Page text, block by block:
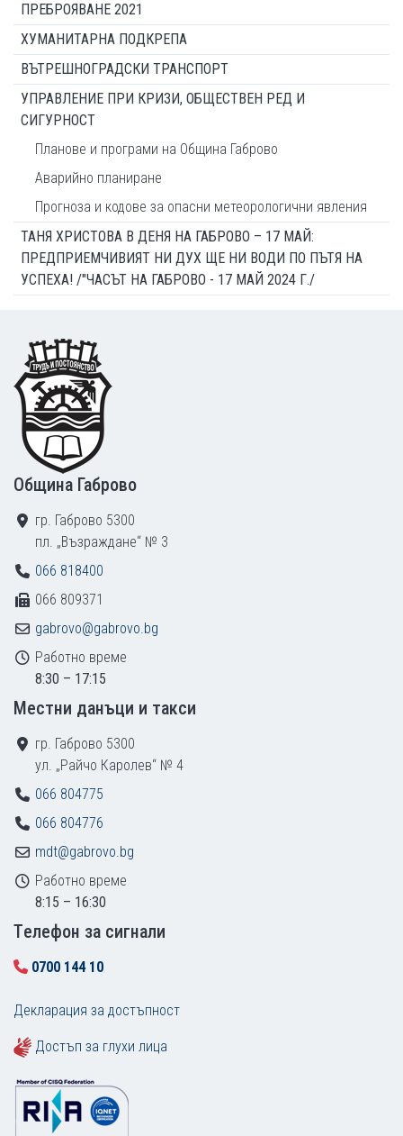
ПРЕБРОЯВАНЕ 2021
ХУМАНИТАРНА ПОДКРЕПА
ВЪТРЕШНОГРАДСКИ ТРАНСПОРТ
УПРАВЛЕНИЕ ПРИ КРИЗИ, ОБЩЕСТВЕН РЕД И
СИГУРНОСТ
Планове и програми на Община Габрово
Аварийно планиране
Прогноза и кодове за опасни метеорологични явления
ТАНЯ ХРИСТОВА В ДЕНЯ НА ГАБРОВО – 17 МАЙ:
ПРЕДПРИЕМЧИВИЯТ НИ ДУХ ЩЕ НИ ВОДИ ПО ПЪТЯ НА
УСПЕХА! /"ЧАСЪТ НА ГАБРОВО - 17 МАЙ 2024 Г./
Footer
Община Габрово
гр. Габрово 5300
пл. „Възраждане“ № 3
066 818400
066 809371
gabrovo@gabrovo.bg
Работно време
8:30 – 17:15
Местни данъци и такси
гр. Габрово 5300
ул. „Райчо Каролев“ № 4
066 804775
066 804776
mdt@gabrovo.bg
Работно време
8:15 – 16:30
Tелефон за сигнали
0700 144 10
Декларация за достъпност
Достъп за глухи лица